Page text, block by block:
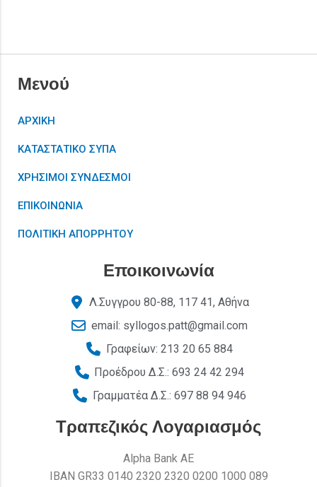
Μενού
ΑΡΧΙΚΗ
ΚΑΤΑΣΤΑΤΙΚΟ ΣΥΠΑ
ΧΡΗΣΙΜΟΙ ΣΥΝΔΕΣΜΟΙ
ΕΠΙΚΟΙΝΩΝΙΑ
ΠΟΛΙΤΙΚΗ ΑΠΟΡΡΗΤΟΥ
Εποικοινωνία
Λ.Συγγρου 80-88, 117 41, Αθήνα
email: syllogos.patt@gmail.com
Γραφείων: 213 20 65 884
Προέδρου Δ.Σ.: 693 24 42 294
Γραμματέα Δ.Σ.: 697 88 94 946
Τραπεζικός Λογαριασμός
Alpha Bank AE
ΙΒΑΝ GR33 0140 2320 2320 0200 1000 089